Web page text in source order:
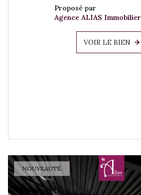
Proposé par
Agence ALIAS Immobilier
VOIR LE BIEN
NOUVEAUTÉ